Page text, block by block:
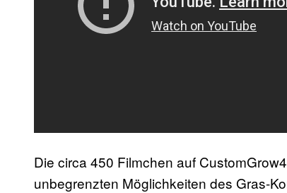
Die circa 450 Filmchen auf
unbegrenzten Möglichkeiten des Gras-